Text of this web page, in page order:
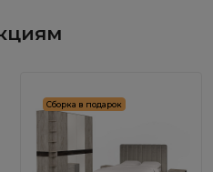
Сборка в подарок